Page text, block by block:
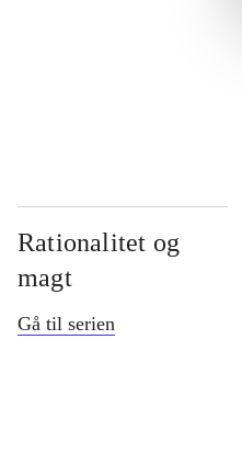
Rationalitet og
magt
Gå til serien